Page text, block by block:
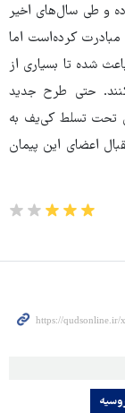
و طی سال‌های اخیر
مبادرت کرده‌است اما
شده تا بسیاری از
حتی طرح جدید
تحت تسلط کی‌یف به
اعضای این پیمان